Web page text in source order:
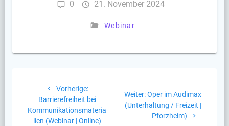
0 21. November 2024
Webinar
Vorherige:Vorheriger
Beitrag:
Barrierefreiheit bei
Kommunikationsmateria
lien (Webinar | Online)
Weiter:Nächster
Beitrag:
Oper im Audimax
(Unterhaltung / Freizeit |
Pforzheim)